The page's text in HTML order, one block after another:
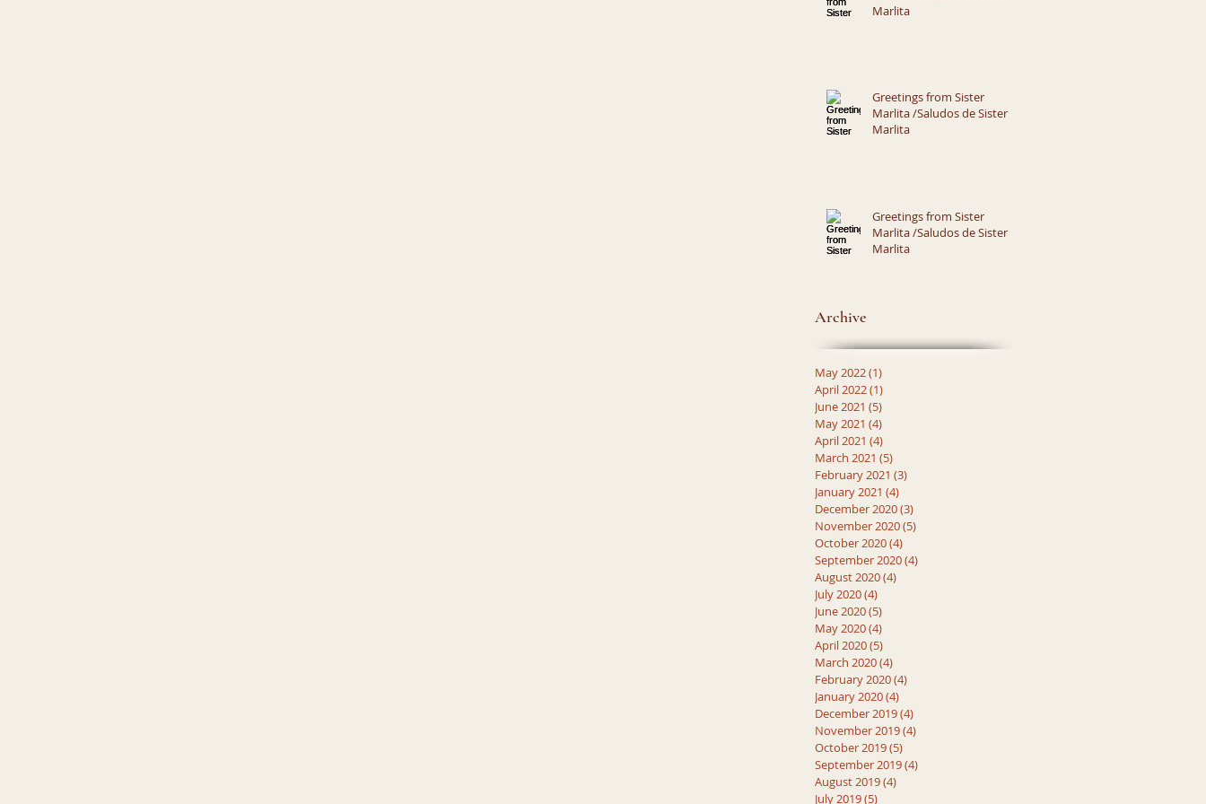
Marlita
Greetings from Sister
Marlita /Saludos de Sister
Marlita
Greetings from Sister
Marlita /Saludos de Sister
Marlita
Archive
May 2022(1)
April 2022(1)
June 2021 (5)
May 2021 (4)
April 2021 (4)
March 2021 (5)
February 2021 (3)
January 2021 (4)
December 2020(3)
November 2020(5)
October 2020(4)
September 2020(4)
August 2020(4)
July 2020(4)
June 2020(5)
May 2020(4)
April 2020(5)
March 2020(4)
February 2020(4)
January 2020(4)
December 2019(4)
November 2019(4)
October 2019(5)
September 2019(4)
August 2019(4)
July 2019(5)